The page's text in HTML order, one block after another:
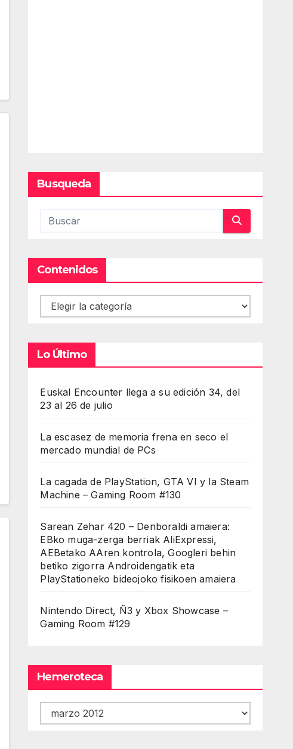
Busqueda
Contenidos
Contenidos
Lo Último
Euskal Encounter llega a su edición 34, del
23 al 26 de julio
La escasez de memoria frena en seco el
mercado mundial de PCs
La cagada de PlayStation, GTA VI y la Steam
Machine – Gaming Room #130
Sarean Zehar 420 – Denboraldi amaiera:
EBko muga-zerga berriak AliExpressi,
AEBetako AAren kontrola, Googleri behin
betiko zigorra Androidengatik eta
PlayStationeko bideojoko fisikoen amaiera
Nintendo Direct, Ñ3 y Xbox Showcase –
Gaming Room #129
Hemeroteca
Hemeroteca